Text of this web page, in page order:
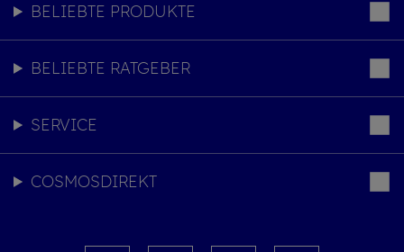
BELIEBTE PRODUKTE
BELIEBTE RATGEBER
SERVICE
COSMOSDIREKT